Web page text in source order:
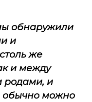
обнаружили
и
же
и между
родами, и
обычно можно